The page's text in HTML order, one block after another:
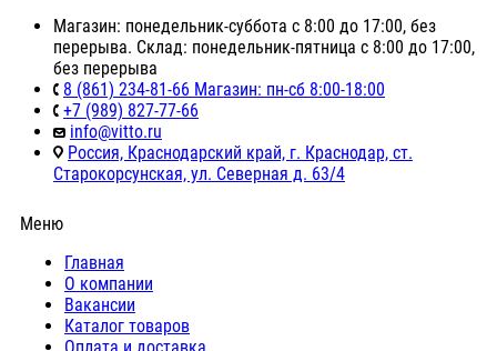
Магазин: понедельник-суббота с 8:00 до 17:00, без
перерыва. Склад: понедельник-пятница с 8:00 до 17:00,
без перерыва
8 (861) 234-81-66 Магазин: пн-сб 8:00-18:00
+7 (989) 827-77-66
info@vitto.ru
Россия, Краснодарский край, г. Краснодар, ст.
Старокорсунская, ул. Северная д. 63/4
Меню
Главная
О компании
Вакансии
Каталог товаров